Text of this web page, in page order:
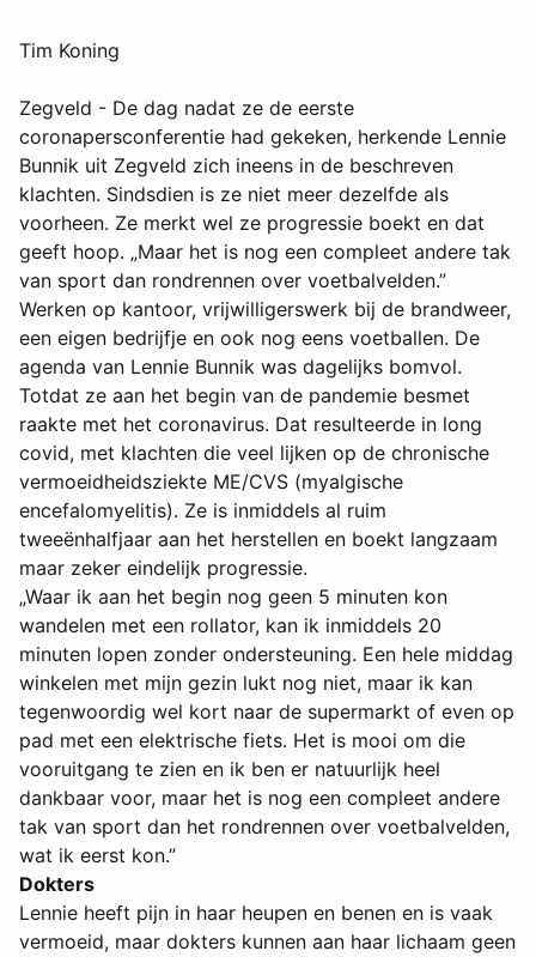
Tim Koning
Zegveld - De dag nadat ze de eerste
coronapersconferentie had gekeken, herkende Lennie
Bunnik uit Zegveld zich ineens in de beschreven
klachten. Sindsdien is ze niet meer dezelfde als
voorheen. Ze merkt wel ze progressie boekt en dat
geeft hoop. „Maar het is nog een compleet andere tak
van sport dan rondrennen over voetbalvelden.”
Werken op kantoor, vrijwilligerswerk bij de brandweer,
een eigen bedrijfje en ook nog eens voetballen. De
agenda van Lennie Bunnik was dagelijks bomvol.
Totdat ze aan het begin van de pandemie besmet
raakte met het coronavirus. Dat resulteerde in long
covid, met klachten die veel lijken op de chronische
vermoeidheidsziekte ME/CVS (myalgische
encefalomyelitis). Ze is inmiddels al ruim
tweeënhalfjaar aan het herstellen en boekt langzaam
maar zeker eindelijk progressie.
„Waar ik aan het begin nog geen 5 minuten kon
wandelen met een rollator, kan ik inmiddels 20
minuten lopen zonder ondersteuning. Een hele middag
winkelen met mijn gezin lukt nog niet, maar ik kan
tegenwoordig wel kort naar de supermarkt of even op
pad met een elektrische fiets. Het is mooi om die
vooruitgang te zien en ik ben er natuurlijk heel
dankbaar voor, maar het is nog een compleet andere
tak van sport dan het rondrennen over voetbalvelden,
wat ik eerst kon.”
Dokters
Lennie heeft pijn in haar heupen en benen en is vaak
vermoeid, maar dokters kunnen aan haar lichaam geen